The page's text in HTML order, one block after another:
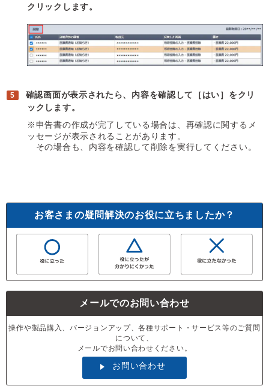
クリックします。
確認画面が表示されたら、内容を確認して［はい］をクリ
ックします。
※申告書の作成が完了している場合は、再確認に関するメ
ッセージが表示されることがあります。
その場合も、内容を確認して削除を実行してください。
お客さまの疑問解決のお役に立ちましたか？
メールでのお問い合わせ
操作や製品購入、バージョンアップ、各種サポート・サービス等のご質問
について、
メールでお問い合わせください。
お問い合わせ